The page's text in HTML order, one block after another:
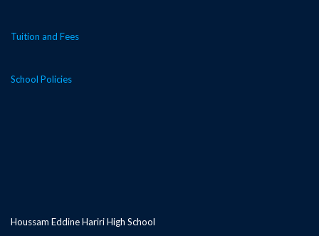
Tuition and Fees
School Policies
Houssam Eddine Hariri High School